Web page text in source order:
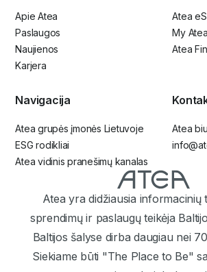
Atea yra didžiausia informacinių
sprendimų ir paslaugų teikėja
Baltijos šalyse dirba daugiau nei
Siekiame būti "The Place to Be"
Apie Atea
Paslaugos
Naujienos
Karjera
Atea
My Atea
Atea
Navigacija
Atea grupės įmonės Lietuvoje
ESG rodikliai
Atea vidinis pranešimų kanalas
Atea